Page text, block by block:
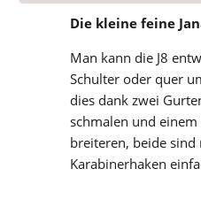
Die kleine feine
Man kann die J8
Schulter oder quer
dies dank zwei
schmalen und
breiteren, beide sind
Karabinerhaken